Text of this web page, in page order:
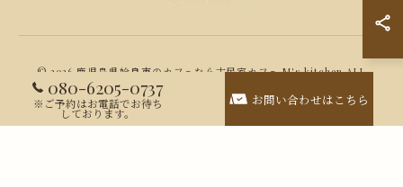
080-6205-0737
※ご予約はお電話でお待ち
しております。
お問い合わせはこちら
© 2026 鹿児島県姶良市のカフェなら古民家カフェ M's kitchen ALL
RIGHTS RESERVED.